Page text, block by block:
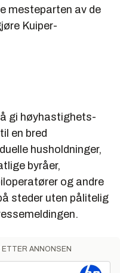
mesteparten av de
Kuiper-
gi høyhastighets-
en bred
husholdninger,
byråer,
og andre
steder uten pålitelig
ANNONSEN